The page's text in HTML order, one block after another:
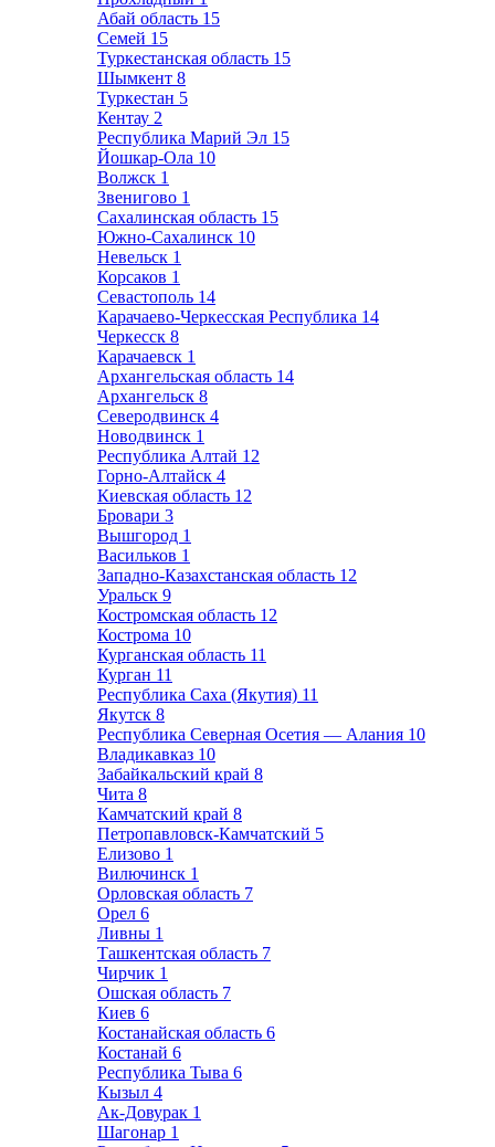
Абай область 15
Семей 15
Туркестанская область 15
Шымкент 8
Туркестан 5
Кентау 2
Республика Марий Эл 15
Йошкар-Ола 10
Волжск 1
Звенигово 1
Сахалинская область 15
Южно-Сахалинск 10
Невельск 1
Корсаков 1
Севастополь 14
Карачаево-Черкесская Республика 14
Черкесск 8
Карачаевск 1
Архангельская область 14
Архангельск 8
Северодвинск 4
Новодвинск 1
Республика Алтай 12
Горно-Алтайск 4
Киевская область 12
Бровари 3
Вышгород 1
Васильков 1
Западно-Казахстанская область 12
Уральск 9
Костромская область 12
Кострома 10
Курганская область 11
Курган 11
Республика Саха (Якутия) 11
Якутск 8
Республика Северная Осетия — Алания 10
Владикавказ 10
Забайкальский край 8
Чита 8
Камчатский край 8
Петропавловск-Камчатский 5
Елизово 1
Вилючинск 1
Орловская область 7
Орел 6
Ливны 1
Ташкентская область 7
Чирчик 1
Ошская область 7
Киев 6
Костанайская область 6
Костанай 6
Республика Тыва 6
Кызыл 4
Ак-Довурак 1
Шагонар 1